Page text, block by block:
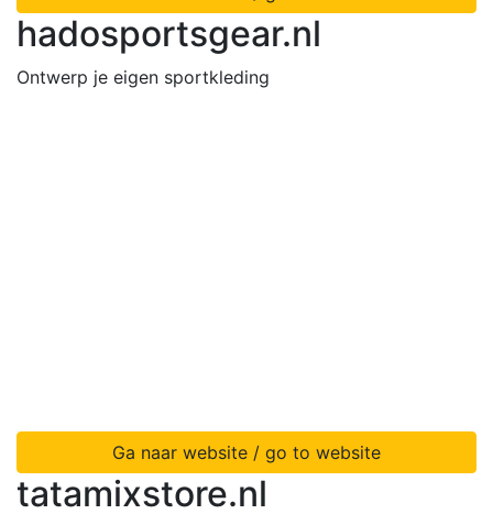
hadosportsgear.nl
Ontwerp je eigen sportkleding
Ga naar website / go to website
tatamixstore.nl